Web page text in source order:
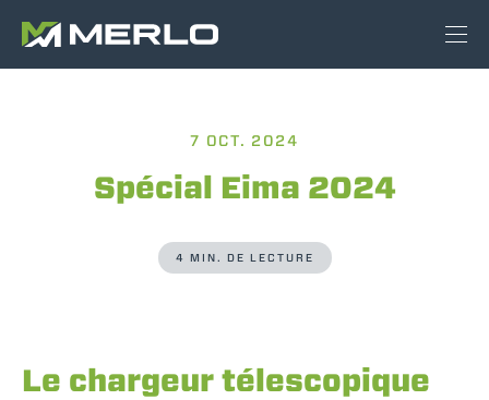
7 OCT. 2024
Spécial Eima 2024
4 MIN. DE LECTURE
Le chargeur télescopique